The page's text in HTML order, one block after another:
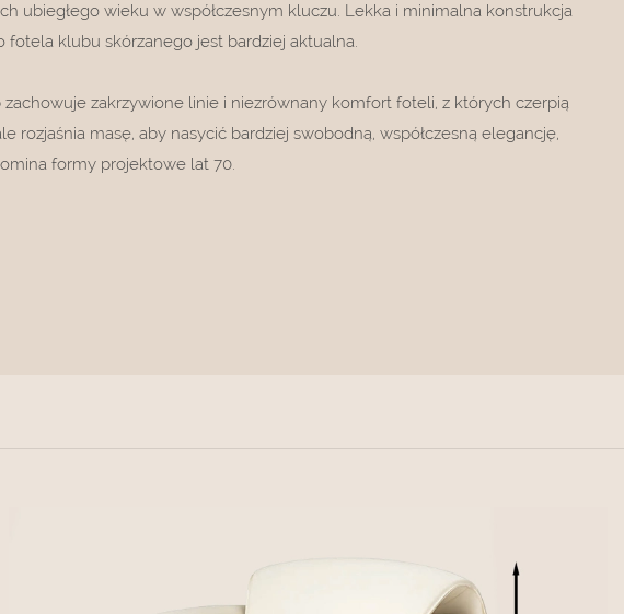
ubiegłego wieku w współczesnym kluczu. Lekka i minimalna konstrukcja
fotela klubu skórzanego jest bardziej aktualna.
zachowuje zakrzywione linie i niezrównany komfort foteli, z których czerpią
rozjaśnia masę, aby nasycić bardziej swobodną, ​​współczesną elegancję,
formy projektowe lat 70.